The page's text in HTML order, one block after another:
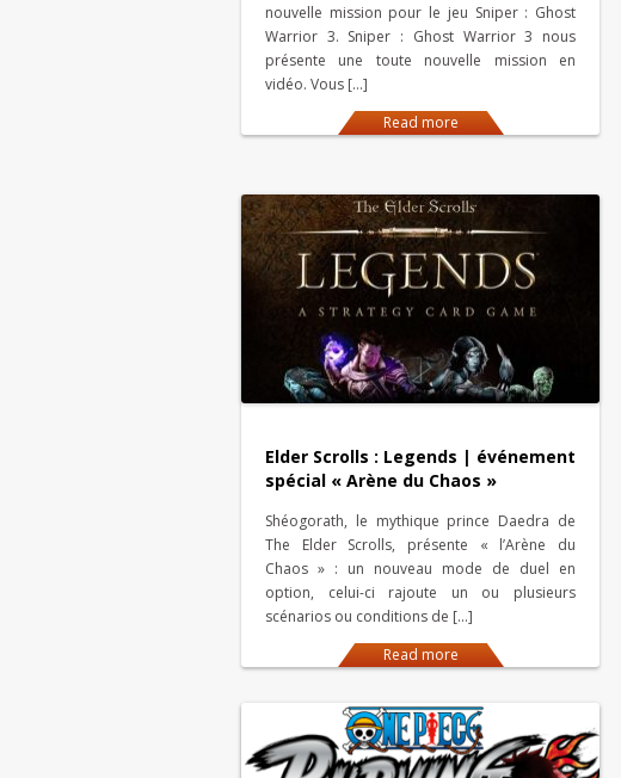
nouvelle mission pour le jeu Sniper : Ghost
Warrior 3. Sniper : Ghost Warrior 3 nous
présente une toute nouvelle mission en
vidéo. Vous […]
Read more
Elder Scrolls : Legends | événement
spécial « Arène du Chaos »
Shéogorath, le mythique prince Daedra de
The Elder Scrolls, présente « l’Arène du
Chaos » : un nouveau mode de duel en
option, celui-ci rajoute un ou plusieurs
scénarios ou conditions de […]
Read more